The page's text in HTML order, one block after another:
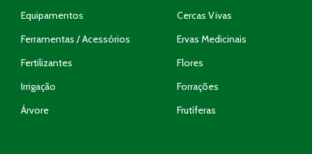
Equipamentos
Ferramentas / Acessórios
Fertilizantes
Irrigação
Árvore
Cercas Vivas
Ervas Medicinais
Flores
Forrações
Frutíferas